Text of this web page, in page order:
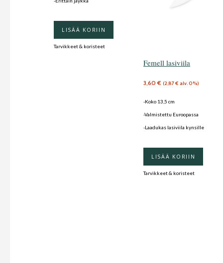
LISÄÄ KORIIN
Tarvikkeet & koristeet
Femell lasiviila
3,60€ (2,87€ alv. 0%)
-Koko 13,5 cm
-Valmistettu Euroopassa
-Laadukas lasiviila kynsille
LISÄÄ KORIIN
Tarvikkeet & koristeet